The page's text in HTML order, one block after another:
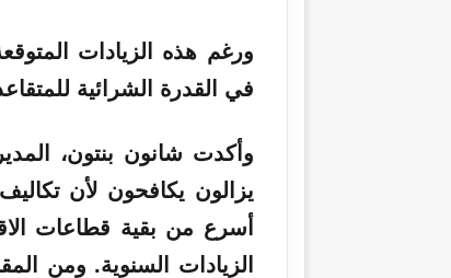
ورغم هذه الزيادات
في القدرة الشرائية
يزالون يكافحون لأن
أسرع من بقية قطاعات
الزيادات السنوية. ومن